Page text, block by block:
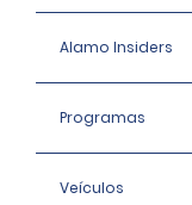
Alamo Insiders
Programas
Veículos